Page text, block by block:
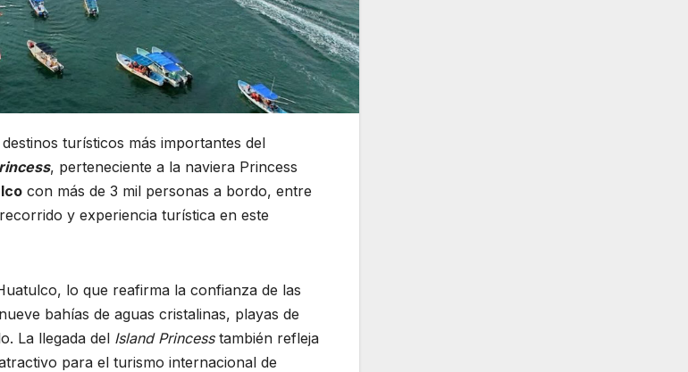
turísticos más importantes del
, perteneciente a la naviera Princess
con más de 3 mil personas a bordo, entre
y experiencia turística en este
lo que reafirma la confianza de las
bahías de aguas cristalinas, playas de
La llegada del Island Princesstambién refleja
para el turismo internacional de